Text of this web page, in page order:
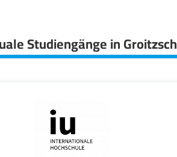
Studiengänge in Groitzsch